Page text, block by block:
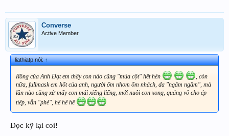
Converse
Active Member
liathiatp nói:↑
Rồng của Anh Đạt em thấy con nào cũng "múa cột" hết hén
, còn
nữa, fullmask em hốt của anh, người ốm nhom ốm nhách, da "ngăm ngăm", mà
lần nào cũng xử mấy con mái xiểng liểng, mới nuôi con xong, quăng vô cho ép
tiếp, vẫn "phẻ", hế hế hế
Đọc kỹ lại coi!